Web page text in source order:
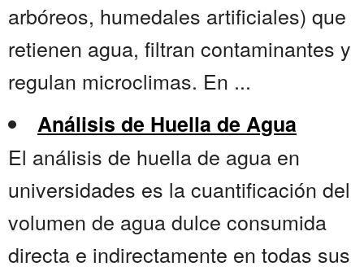
arbóreos, humedales artificiales) que
retienen agua, filtran contaminantes y
regulan microclimas. En ...
Análisis de Huella de Agua
El análisis de huella de agua en
universidades es la cuantificación del
volumen de agua dulce consumida
directa e indirectamente en todas sus